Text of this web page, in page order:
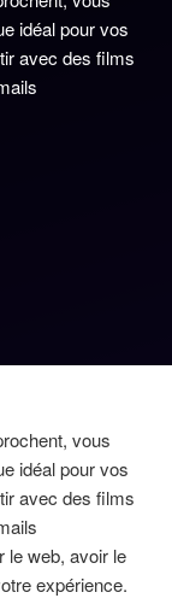
idéal pour vos
avec des films
vous
idéal pour vos
avec des films
le web, avoir le
expérience.